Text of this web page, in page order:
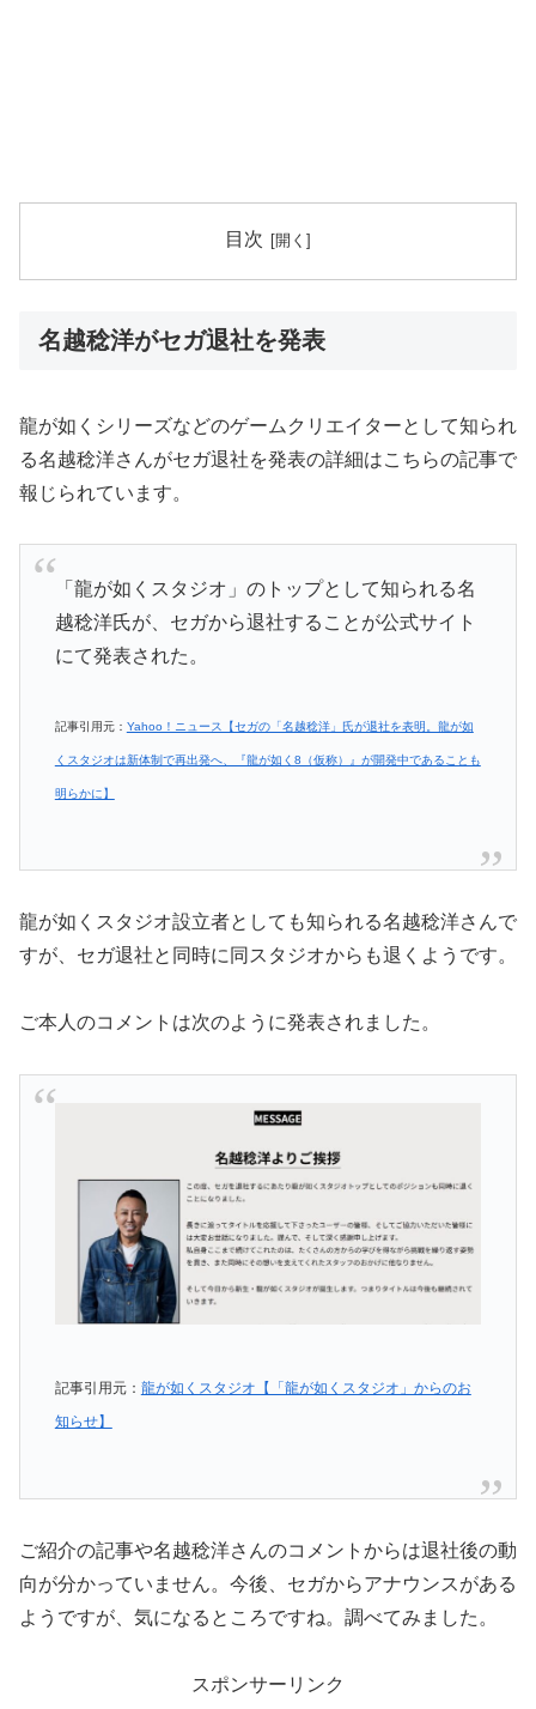
目次
名越稔洋がセガ退社を発表
龍が如くシリーズなどのゲームクリエイターとして知られ
る名越稔洋さんがセガ退社を発表の詳細はこちらの記事で
報じられています。
「龍が如くスタジオ」のトップとして知られる名
越稔洋氏が、セガから退社することが公式サイト
にて発表された。
記事引用元： Yahoo！ニュース【セガの「名越稔洋」氏が退社を表明。龍が如
くスタジオは新体制で再出発へ、『龍が如く8（仮称）』が開発中であることも
明らかに】
龍が如くスタジオ設立者としても知られる名越稔洋さんで
すが、セガ退社と同時に同スタジオからも退くようです。
ご本人のコメントは次のように発表されました。
記事引用元： 龍が如くスタジオ【「龍が如くスタジオ」からのお
知らせ】
ご紹介の記事や名越稔洋さんのコメントからは退社後の動
向が分かっていません。今後、セガからアナウンスがある
ようですが、気になるところですね。調べてみました。
スポンサーリンク